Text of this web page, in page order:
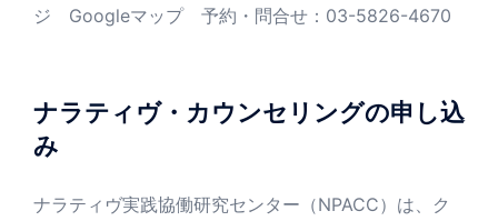
ジ
Googleマップ予約・問合せ：03-5826-4670
ナラティヴ・カウンセリングの申し込
み
ナラティヴ実践協働研究センター（NPACC）は、ク